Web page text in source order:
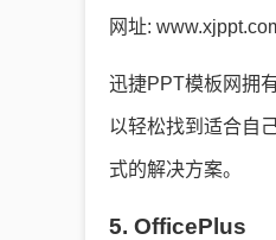
网址:
迅捷PPT模板网拥
以轻松找到适合自
式的解决方案。
5. OfficePlus